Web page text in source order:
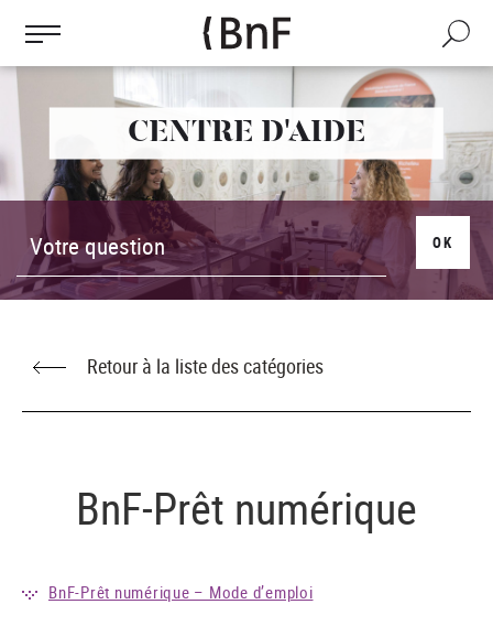
contenu
Recherche
CENTRE D'AIDE
OK
Retour à la liste des catégories
BnF-Prêt numérique
BnF-Prêt numérique – Mode d’emploi